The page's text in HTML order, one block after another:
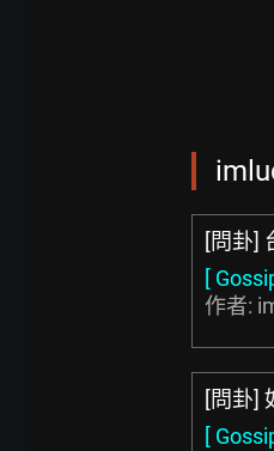
[問卦]
[
作者:
[問卦]
[